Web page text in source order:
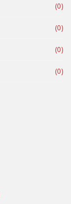
(0)
(0)
(0)
(0)